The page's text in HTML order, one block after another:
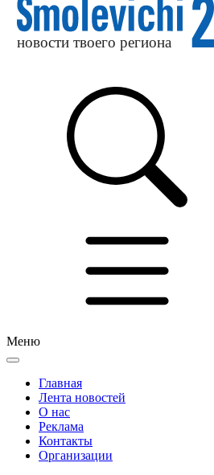
Меню
Главная
Лента новостей
О нас
Реклама
Контакты
Организации